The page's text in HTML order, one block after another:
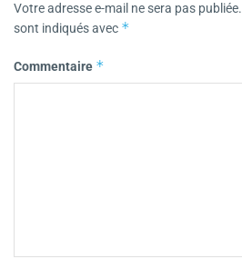
Votre adresse e-mail ne sera pas publiée.
sont indiqués avec *
Commentaire *